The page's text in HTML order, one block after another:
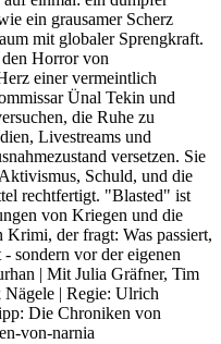
ein grausamer Scherz
mit globaler Sprengkraft.
Horror von
einer vermeintlich
Ünal Tekin und
die Ruhe zu
Livestreams und
versetzen. Sie
Schuld, und die
rechtfertigt. "Blasted" ist
von Kriegen und die
der fragt: Was passiert,
sondern vor der eigenen
| Mit Julia Gräfner, Tim
| Regie: Ulrich
Die Chroniken von
von-narnia